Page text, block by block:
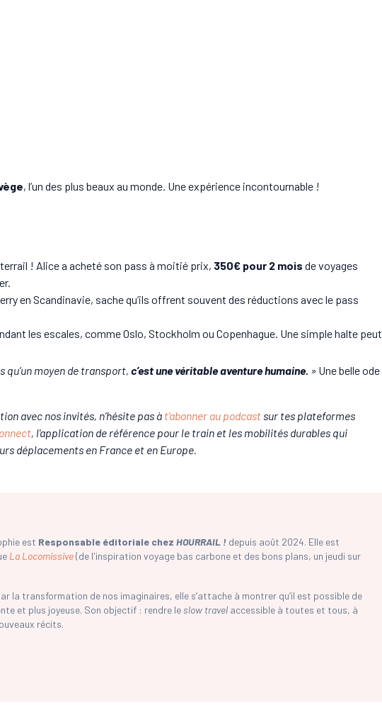
, l’un des plus beaux au monde. Une expérience incontournable !
! Alice a acheté son pass à moitié prix, 350€ pour 2 mois de voyages
en Scandinavie, sache qu’ils offrent souvent des réductions avec le pass
les escales, comme Oslo, Stockholm ou Copenhague. Une simple halte peut
qu’un moyen de transport, c’est une véritable aventure humaine. » Une belle ode
avec nos invités, n’hésite pas à t’abonner au podcastsur tes plateformes
, l'application de référence pour le train et les mobilités durables qui
déplacements en France et en Europe.
est Responsable éditoriale chez HOURRAIL ! depuis août 2024. Elle est
La Locomissive(de l'inspiration voyage bas carbone et des bons plans, un jeudi sur
la transformation de nos imaginaires, elle s’attache à montrer qu’il est possible de
et plus joyeuse. Son objectif : rendre leslow travel accessible à toutes et tous, à
récits.